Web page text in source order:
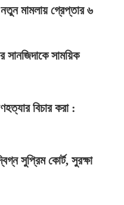
নতুন মামলায় গ্রেপ্তার ৬
সাময়িক
বিচার করা :
সুপ্রিম কোর্ট, সুরক্ষা